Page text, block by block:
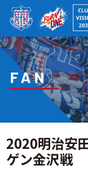
FAN
2020明治安
ゲン金沢戦